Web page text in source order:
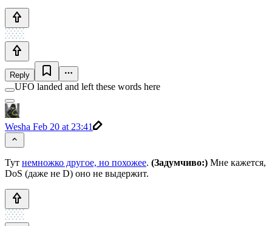
Reply
UFO landed and left these words here
Wesha Feb 20 at 23:41
Тут немножко другое, но похожее. (Задумчиво:) Мне кажется,
DoS (даже не D) оно не выдержит.